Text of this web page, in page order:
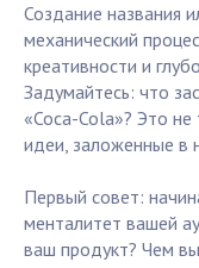
Создание названия
механический
креативности и
Задумайтесь: что
«Coca-Cola»? Это
идеи, заложенные в
Первый совет:
менталитет вашей
ваш продукт? Чем